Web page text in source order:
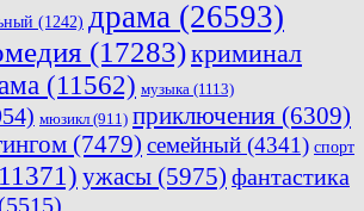
(1242) драма (26593)
(17283)криминал
(11562) музыка (1113)
мюзикл (911) приключения (6309)
(7479) семейный (4341) спорт
ужасы (5975) фантастика
(5515)